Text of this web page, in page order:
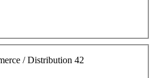
/ Distribution 42